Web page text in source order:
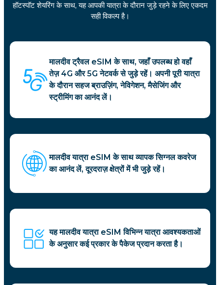
हॉटस्पॉट शेयरिंग के साथ, यह आपकी यात्रा के दौरान जुड़े रहने के लिए एकदम
सही विकल्प है।
मालदीव ट्रैवल eSIM के साथ, जहाँ उपलब्ध हो वहाँ
तेज़ 4G और 5G नेटवर्क से जुड़े रहें। अपनी पूरी यात्रा
के दौरान सहज ब्राउज़िंग, नेविगेशन, मैसेजिंग और
स्ट्रीमिंग का आनंद लें।
मालदीव यात्रा eSIM के साथ व्यापक सिग्नल कवरेज
का आनंद लें, दूरदराज़ क्षेत्रों में भी जुड़े रहें।
यह मालदीव यात्रा eSIM विभिन्न यात्रा आवश्यकताओं
के अनुसार कई प्रकार के पैकेज प्रदान करता है।